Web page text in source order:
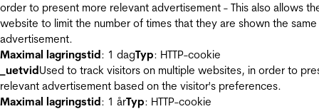
order to present more relevant advertisement - This also allows
website to limit the number of times that they are shown the same
advertisement.
Maximal lagringstid: 1 dagTyp: HTTP-cookie
_uetvidUsed to track visitors on multiple websites, in order to
relevant advertisement based on the visitor's preferences.
Maximal lagringstid: 1 årTyp: HTTP-cookie